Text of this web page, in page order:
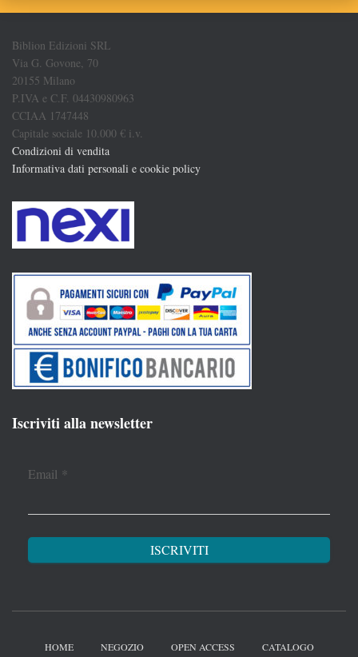
Biblion Edizioni SRL
Via G. Govone, 70
20155 Milano
P.IVA e C.F. 04430980963
CCIAA 1747448
Capitale sociale 10.000 € i.v.
Condizioni di vendita
Informativa dati personali e cookie policy
Iscriviti alla newsletter
Email *
HOME NEGOZIO OPEN ACCESS CATALOGO